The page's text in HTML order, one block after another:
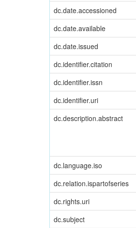
dc.date.accessioned
dc.date.available
dc.date.issued
dc.identifier.citation
dc.identifier.issn
dc.identifier.uri
dc.description.abstract
dc.language.iso
dc.relation.ispartofseries
dc.rights.uri
dc.subject